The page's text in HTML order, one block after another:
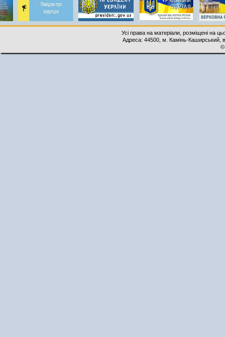
Усі права на матеріали, розміщені на
Адреса: 44500, м. Камінь-Каширський,
©